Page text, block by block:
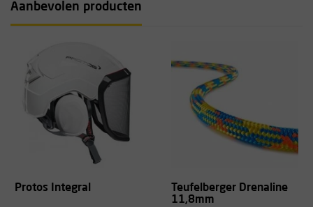
Aanbevolen producten
Protos Integral
Teufelberger Drenaline
11,8mm